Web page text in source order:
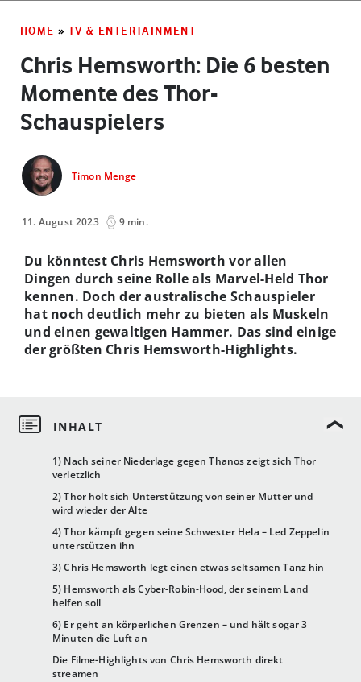
HOME » TV & ENTERTAINMENT
Chris Hemsworth: Die 6 besten
Momente des Thor-
Schauspielers
Timon Menge
11. August 2023 9 min.
1) Nach seiner Niederlage gegen Thanos zeigt sich Thor
verletzlich
2) Thor holt sich Unterstützung von seiner Mutter und
wird wieder der Alte
4) Thor kämpft gegen seine Schwester Hela – Led Zeppelin
unterstützen ihn
3) Chris Hemsworth legt einen etwas seltsamen Tanz hin
5) Hemsworth als Cyber-Robin-Hood, der seinem Land
helfen soll
6) Er geht an körperlichen Grenzen – und hält sogar 3
Minuten die Luft an
Die Filme-Highlights von Chris Hemsworth direkt
streamen
Du könntest Chris Hemsworth vor allen
Dingen durch seine Rolle als Marvel-Held Thor
kennen. Doch der australische Schauspieler
hat noch deutlich mehr zu bieten als Muskeln
und einen gewaltigen Hammer. Das sind einige
der größten Chris Hemsworth-Highlights.